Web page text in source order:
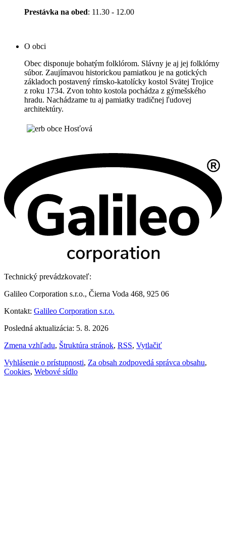
Prestávka na obed: 11.30 - 12.00
O obci
Obec disponuje bohatým folklórom. Slávny je aj jej folklórny
súbor. Zaujímavou historickou pamiatkou je na gotických
základoch postavený rímsko-katolícky kostol Svätej Trojice
z roku 1734. Zvon tohto kostola pochádza z gýmešského
hradu. Nachádzame tu aj pamiatky tradičnej ľudovej
architektúry.
Technický prevádzkovateľ:
Galileo Corporation s.r.o., Čierna Voda 468, 925 06
Kontakt: Galileo Corporation s.r.o.
Posledná aktualizácia: 5. 8. 2026
Zmena vzhľadu, Štruktúra stránok, RSS, Vytlačiť
Vyhlásenie o prístupnosti, Za obsah zodpovedá správca obsahu,
Cookies, Webové sídlo